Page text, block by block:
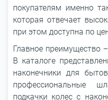
покупателям именно
которая отвечает
при этом доступна по
Главное преимущество
В каталоге
наконечники для
профессиональные
подкачки колес с